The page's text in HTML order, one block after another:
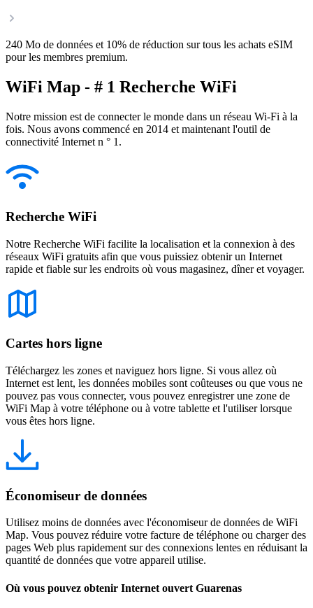
240 Mo de données et 10% de réduction sur tous les achats eSIM
pour les membres premium.
WiFi Map - # 1 Recherche WiFi
Notre mission est de connecter le monde dans un réseau Wi-Fi à la
fois. Nous avons commencé en 2014 et maintenant l'outil de
connectivité Internet n ° 1.
Recherche WiFi
Notre Recherche WiFi facilite la localisation et la connexion à des
réseaux WiFi gratuits afin que vous puissiez obtenir un Internet
rapide et fiable sur les endroits où vous magasinez, dîner et voyager.
Cartes hors ligne
Téléchargez les zones et naviguez hors ligne. Si vous allez où
Internet est lent, les données mobiles sont coûteuses ou que vous ne
pouvez pas vous connecter, vous pouvez enregistrer une zone de
WiFi Map à votre téléphone ou à votre tablette et l'utiliser lorsque
vous êtes hors ligne.
Économiseur de données
Utilisez moins de données avec l'économiseur de données de WiFi
Map. Vous pouvez réduire votre facture de téléphone ou charger des
pages Web plus rapidement sur des connexions lentes en réduisant la
quantité de données que votre appareil utilise.
Où vous pouvez obtenir Internet ouvert Guarenas